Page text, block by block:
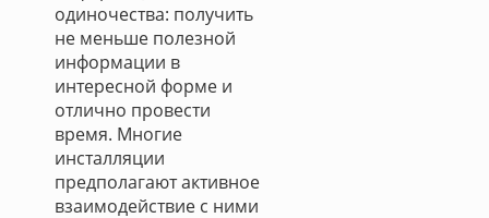
одиночества: получить
не меньше полезной
информации в
интересной форме и
отлично провести
время. Многие
инсталляции
предполагают активное
взаимодействие с ними